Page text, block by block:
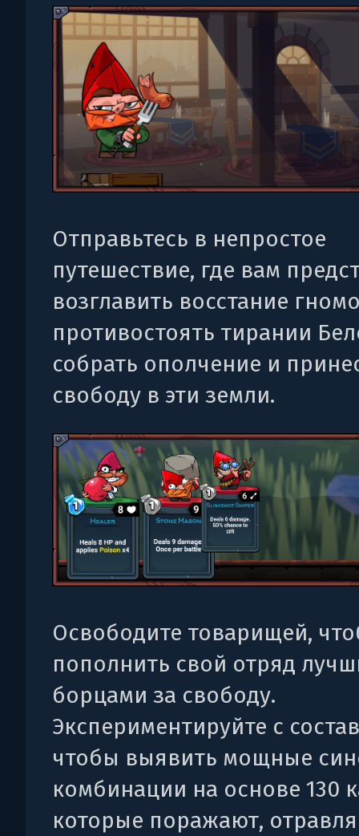
Отправьтесь в непростое
путешествие, где вам
возглавить восстание
противостоять тирании
собрать ополчение и
свободу в эти земли.
Освободите товарищей,
пополнить свой отряд
борцами за свободу.
Экспериментируйте с
чтобы выявить мощные
комбинации на основе 130
которые поражают,